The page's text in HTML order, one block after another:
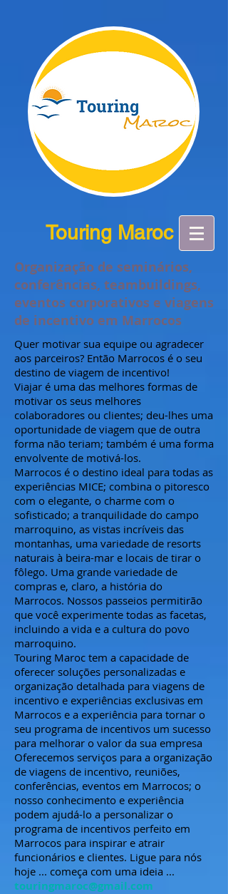
Touring Maroc
Organização de seminários,
conferências, teambuildings,
eventos corporativos e viagens
de incentivo em Marrocos
Quer motivar sua equipe ou agradecer
aos parceiros? Então Marrocos é o seu
destino de viagem de incentivo!
Viajar é uma das melhores formas de
motivar os seus melhores
colaboradores ou clientes; deu-lhes uma
oportunidade de viagem que de outra
forma não teriam; também é uma forma
envolvente de motivá-los.
Marrocos é o destino ideal para todas as
experiências MICE; combina o pitoresco
com o elegante, o charme com o
sofisticado; a tranquilidade do campo
marroquino, as vistas incríveis das
montanhas, uma variedade de resorts
naturais à beira-mar e locais de tirar o
fôlego. Uma grande variedade de
compras e, claro, a história do
Marrocos. Nossos passeios permitirão
que você experimente todas as facetas,
incluindo a vida e a cultura do povo
marroquino.
Touring Maroc tem a capacidade de
oferecer soluções personalizadas e
organização detalhada para viagens de
incentivo e experiências exclusivas em
Marrocos e a experiência para tornar o
seu programa de incentivos um sucesso
para melhorar o valor da sua empresa
Oferecemos serviços para a organização
de viagens de incentivo, reuniões,
conferências, eventos em Marrocos; o
nosso conhecimento e experiência
podem ajudá-lo a personalizar o
programa de incentivos perfeito em
Marrocos para inspirar e atrair
funcionários e clientes. Ligue para nós
hoje ... começa com uma ideia ...
touringmaroc@gmail.com